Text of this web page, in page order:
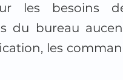
les besoins
du bureau
les